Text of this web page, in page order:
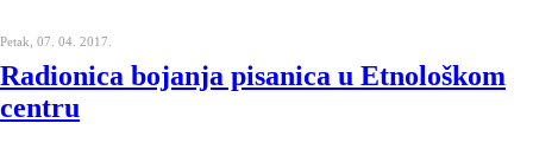
Petak, 07. 04. 2017.
Radionica bojanja pisanica u Etnološkom
centru